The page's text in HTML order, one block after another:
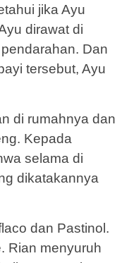
jika Ayu
dirawat di
Dan
tersebut, Ayu
di rumahnya dan
Kepada
selama di
dikatakannya
dan Pastinol.
Rian menyuruh